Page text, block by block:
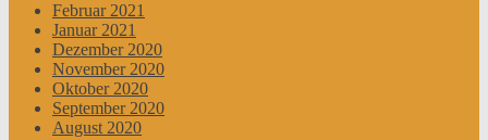
Februar 2021
Januar 2021
Dezember 2020
November 2020
Oktober 2020
September 2020
August 2020